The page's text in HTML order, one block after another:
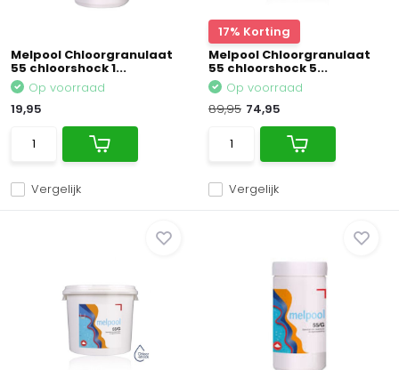
Melpool Chloorgranulaat
55 chloorshock 1...
Vergelijk
Op voorraad
19,95
17% Korting
Melpool Chloorgranulaat
55 chloorshock 5...
Vergelijk
Op voorraad
89,95 74,95